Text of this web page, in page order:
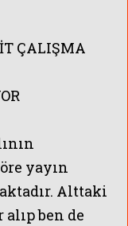
ÇALIŞMA
yayın
Alttaki
ben de